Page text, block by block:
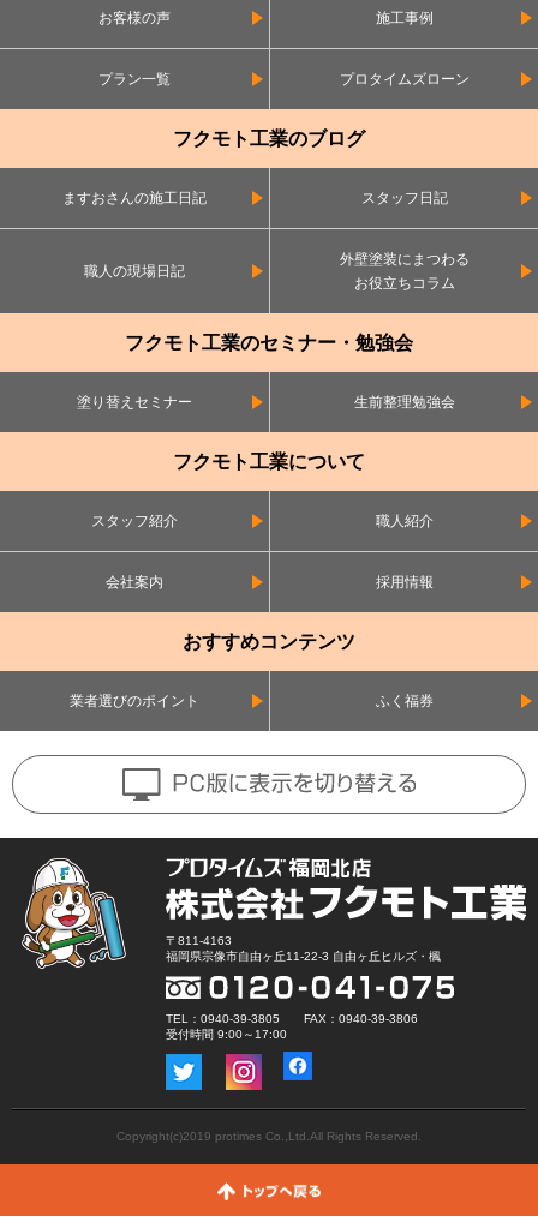
お客様の声 施工事例
プラン一覧 プロタイムズローン
フクモト工業のブログ
ますおさんの施工日記 スタッフ日記
職人の現場日記
外壁塗装にまつわる
お役立ちコラム
フクモト工業のセミナー・勉強会
塗り替えセミナー 生前整理勉強会
フクモト工業について
スタッフ紹介 職人紹介
会社案内 採用情報
おすすめコンテンツ
業者選びのポイント ふく福券
〒811-4163
福岡県宗像市自由ヶ丘11-22-3 自由ヶ丘ヒルズ・楓
TEL：0940-39-3805 FAX：0940-39-3806
受付時間 9:00～17:00
Copyright(c)2019 protimes Co.,Ltd.All Rights Reserved.